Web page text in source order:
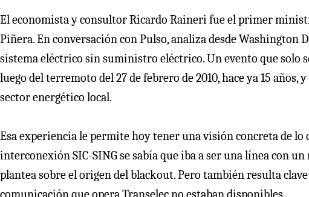
El economista y consultor Ricardo Raineri fue el primer
Piñera. En conversación con Pulso, analiza desde Washington
sistema eléctrico sin suministro eléctrico. Un evento que solo
luego del terremoto del 27 de febrero de 2010, hace ya 15
sector energético local.
Esa experiencia le permite hoy tener una visión concreta de lo
interconexión SIC-SING se sabía que iba a ser una línea con
plantea sobre el origen del blackout. Pero también resulta
comunicación que opera Transelec no estaban disponibles.